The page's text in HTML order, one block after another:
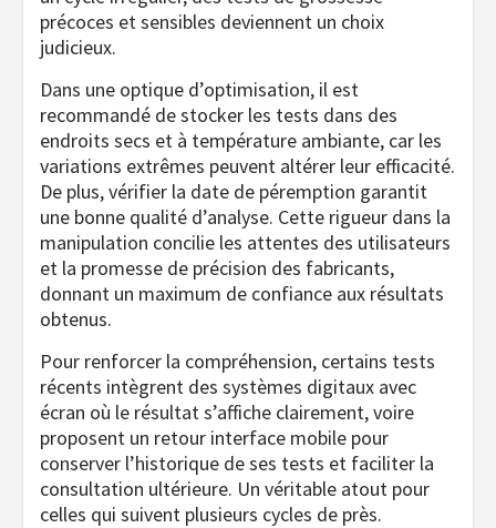
précoces et sensibles deviennent un choix
judicieux.
Dans une optique d’optimisation, il est
recommandé de stocker les tests dans des
endroits secs et à température ambiante, car les
variations extrêmes peuvent altérer leur efficacité.
De plus, vérifier la date de péremption garantit
une bonne qualité d’analyse. Cette rigueur dans la
manipulation concilie les attentes des utilisateurs
et la promesse de précision des fabricants,
donnant un maximum de confiance aux résultats
obtenus.
Pour renforcer la compréhension, certains tests
récents intègrent des systèmes digitaux avec
écran où le résultat s’affiche clairement, voire
proposent un retour interface mobile pour
conserver l’historique de ses tests et faciliter la
consultation ultérieure. Un véritable atout pour
celles qui suivent plusieurs cycles de près.